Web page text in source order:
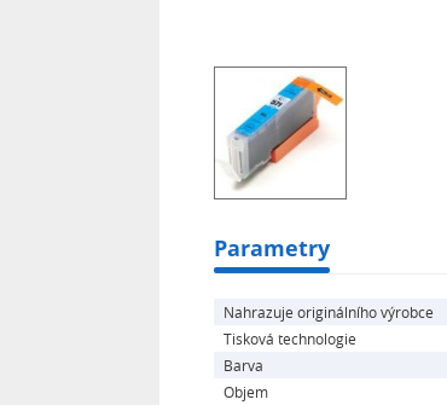
TS6000 Series, Canon
Pixma TS8040, Canon
Series, Canon Pixma
Parametry
Nahrazuje originálního výrobce
Tisková technologie
Barva
Objem